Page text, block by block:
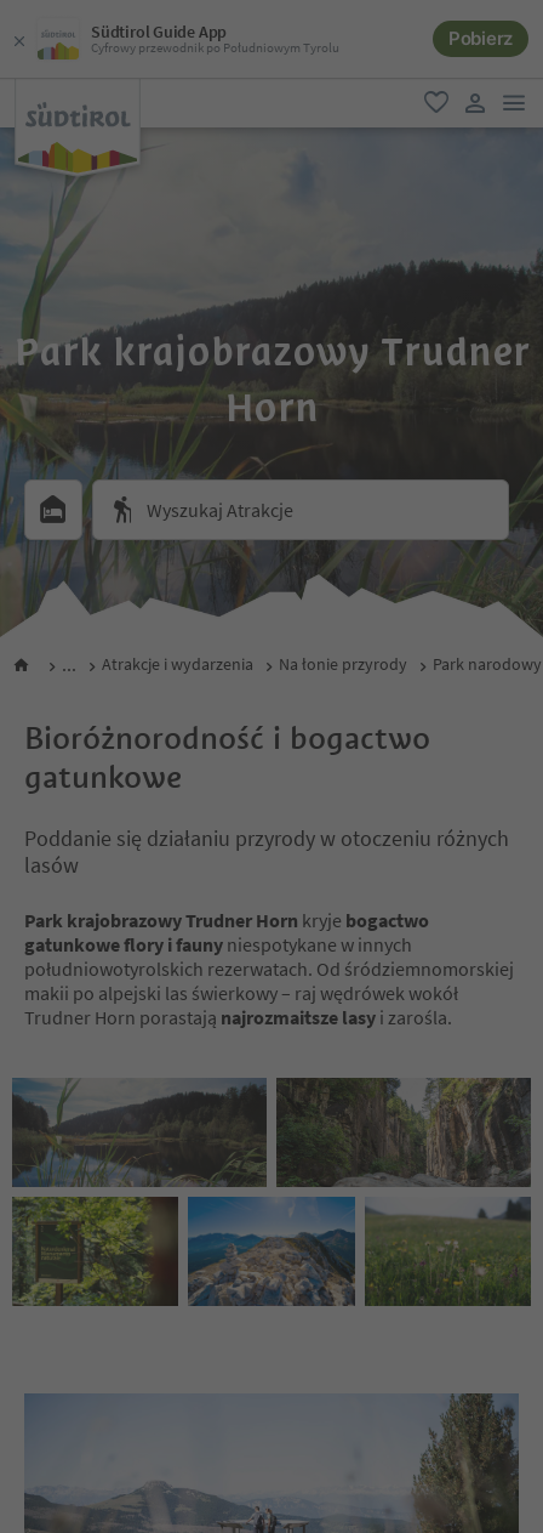
Südtirol Guide App
Cyfrowy przewodnik po Południowym Tyrolu Pobierz
ulubione
link
Park krajobrazowy Trudner
Horn
Wyszukaj Atrakcje
... Atrakcje i wydarzenia Na łonie przyrody Park
Bioróżnorodność i bogactwo
gatunkowe
Poddanie się działaniu przyrody w otoczeniu różnych
lasów
Park krajobrazowy Trudner Horn kryje bogactwo
gatunkowe flory i fauny niespotykane w innych
południowotyrolskich rezerwatach. Od śródziemnomorskiej
makii po alpejski las świerkowy – raj wędrówek wokół
Trudner Horn porastają najrozmaitsze lasy i zarośla.